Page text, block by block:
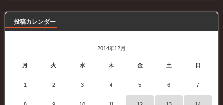
事
投稿カレンダー
2014年12月
月 火 水 木 金 土 日
1 2 3 4 5 6 7
8 9 10 11 12 13 14